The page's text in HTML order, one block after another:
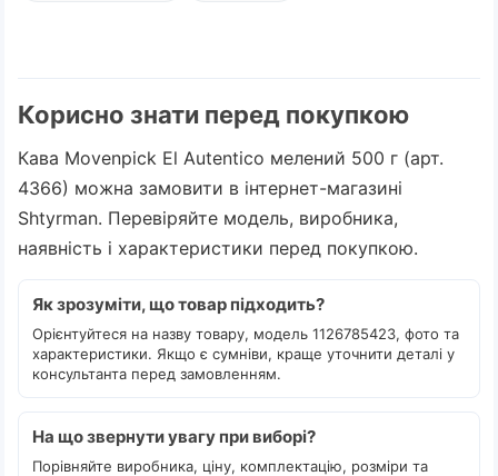
Корисно знати перед покупкою
Кава Movenpick El Autentico мелений 500 г (арт.
4366) можна замовити в інтернет-магазині
Shtyrman. Перевіряйте модель, виробника,
наявність і характеристики перед покупкою.
Як зрозуміти, що товар підходить?
Орієнтуйтеся на назву товару, модель 1126785423, фото та
характеристики. Якщо є сумніви, краще уточнити деталі у
консультанта перед замовленням.
На що звернути увагу при виборі?
Порівняйте виробника, ціну, комплектацію, розміри та